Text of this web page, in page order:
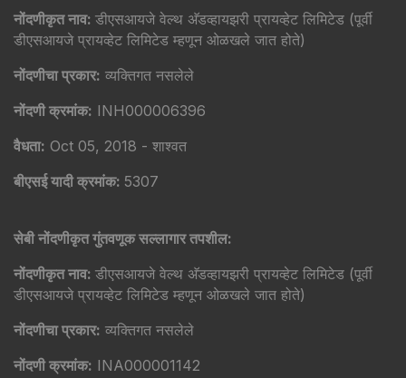
नोंदणीकृत नाव: डीएसआयजे वेल्थ अ‍ॅडव्हायझरी प्रायव्हेट लिमिटेड (पूर्वी
डीएसआयजे प्रायव्हेट लिमिटेड म्हणून ओळखले जात होते)
नोंदणीचा प्रकार: व्यक्तिगत नसलेले
नोंदणी क्रमांक: INH000006396
वैधता: Oct 05, 2018 - शाश्वत
बीएसई यादी क्रमांक: 5307
सेबी नोंदणीकृत गुंतवणूक सल्लागार तपशील:
नोंदणीकृत नाव: डीएसआयजे वेल्थ अ‍ॅडव्हायझरी प्रायव्हेट लिमिटेड (पूर्वी
डीएसआयजे प्रायव्हेट लिमिटेड म्हणून ओळखले जात होते)
नोंदणीचा प्रकार: व्यक्तिगत नसलेले
नोंदणी क्रमांक: INA000001142